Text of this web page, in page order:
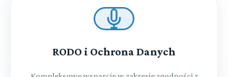
RODO i Ochrona Danych